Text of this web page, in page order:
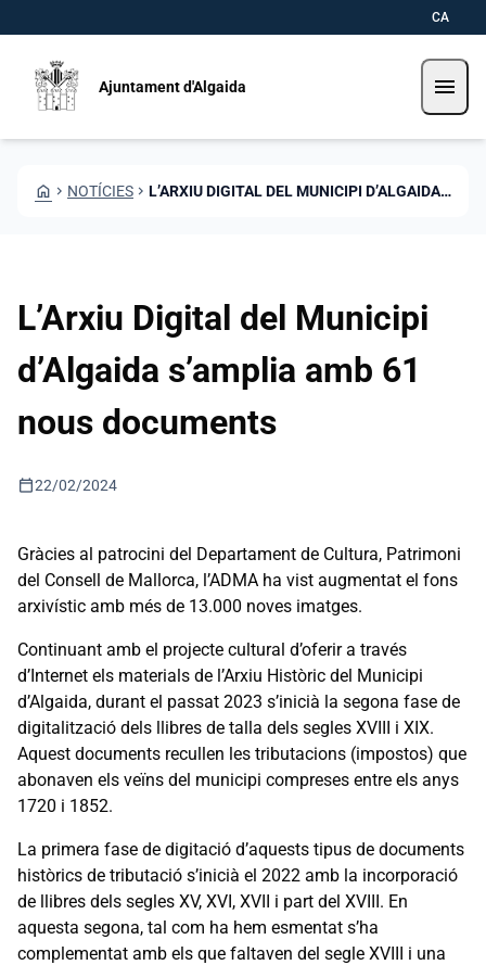
CA
Ajuntament d'Algaida menu
HOME CHEVRON_RIGHT NOTÍCIES CHEVRON_RIGHT L’ARXIU DIGITAL DEL MUNICIPI D’ALGAIDA S’AMPLIA AMB 61 NOUS DOCUMENTS
L’Arxiu Digital del Municipi
d’Algaida s’amplia amb 61
nous documents
calendar_today22/02/2024
Gràcies al patrocini del Departament de Cultura, Patrimoni
del Consell de Mallorca, l’ADMA ha vist augmentat el fons
arxivístic amb més de 13.000 noves imatges.
Continuant amb el projecte cultural d’oferir a través
d’Internet els materials de l’Arxiu Històric del Municipi
d’Algaida, durant el passat 2023 s’inicià la segona fase de
digitalització dels llibres de talla dels segles XVIII i XIX.
Aquest documents recullen les tributacions (impostos) que
abonaven els veïns del municipi compreses entre els anys
1720 i 1852.
La primera fase de digitació d’aquests tipus de documents
històrics de tributació s’inicià el 2022 amb la incorporació
de llibres dels segles XV, XVI, XVII i part del XVIII. En
aquesta segona, tal com ha hem esmentat s’ha
complementat amb els que faltaven del segle XVIII i una